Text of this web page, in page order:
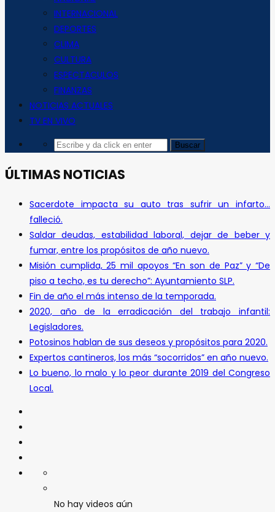
INTERNACIONAL
DEPORTES
CLIMA
CULTURA
ESPECTACULOS
FINANZAS
NOTICIAS ACTUALES
TV EN VIVO
ÚLTIMAS NOTICIAS
Sacerdote impacta su auto tras sufrir un infarto…
falleció.
Saldar deudas, estabilidad laboral, dejar de beber y
fumar, entre los propósitos de año nuevo.
Misión cumplida, 25 mil apoyos “En son de Paz” y “De
piso a techo, es tu derecho”: Ayuntamiento SLP.
Fin de año el más intenso de la temporada.
2020, año de la erradicación del trabajo infantil:
Legisladores.
Potosinos hablan de sus deseos y propósitos para 2020.
Expertos cantineros, los más “socorridos” en año nuevo.
Lo bueno, lo malo y lo peor durante 2019 del Congreso
Local.
No hay videos aún